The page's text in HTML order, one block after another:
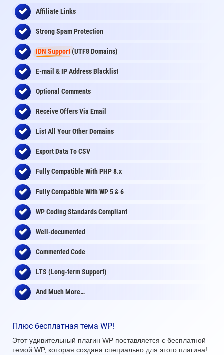
Affiliate Links
Strong Spam Protection
IDN Support(UTF8 Domains)
E-mail & IP Address Blacklist
Optional Comments
Receive Offers Via Email
List All Your Other Domains
Export Data To CSV
Fully Compatible With PHP 8.x
Fully Compatible With WP 5 & 6
WP Coding Standards Compliant
Well-documented
Commented Code
LTS (Long-term Support)
And Much More…
Плюс бесплатная тема WP!
Этот удивительный плагин WP поставляется с бесплатной
темой WP, которая создана специально для этого плагина!